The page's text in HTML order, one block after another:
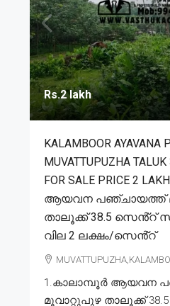
Rs.2 lakh
KALAMBOOR AYAVANA
MUVATTUPUZHA
FOR SALE PRICE 2
ആയവന പഞ്ചായത്ത്
താലൂക്ക് 38.5 സെൻ്റ്
വില 2 ലക്ഷം/സെൻ്റ്
1.കാലാമ്പൂർ ആയവന
മൂവാറ്റുപുഴ താലൂക്ക്